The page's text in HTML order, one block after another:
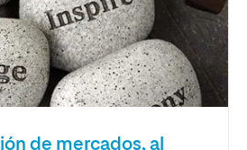
de mercados, al